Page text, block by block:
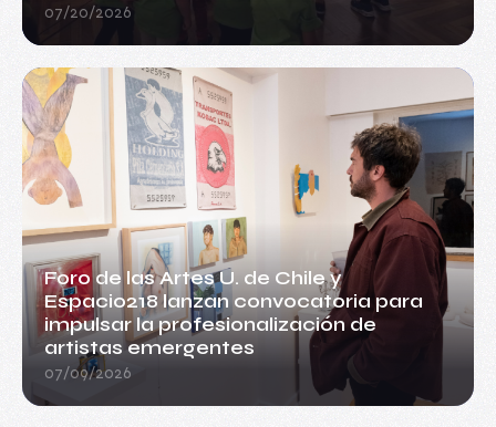
07/20/2026
Foro de las Artes U. de Chile y
Espacio218 lanzan convocatoria para
impulsar la profesionalización de
artistas emergentes
07/09/2026